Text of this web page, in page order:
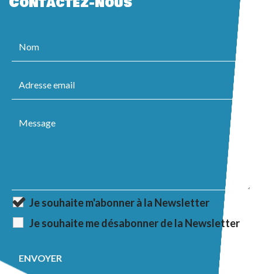
Je souhaite m'abonner à la Newsletter
Je souhaite me désabonner de la Newsletter